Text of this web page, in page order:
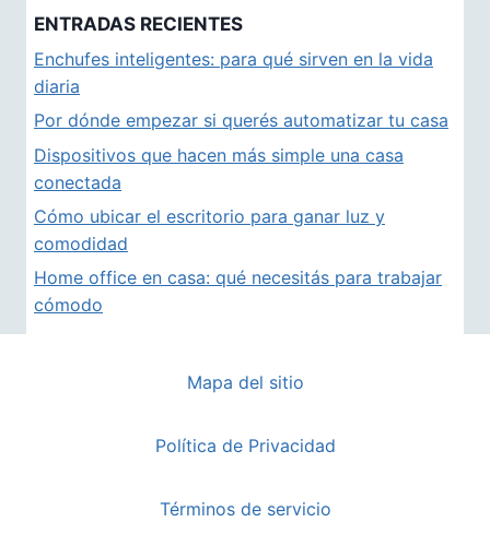
ENTRADAS RECIENTES
Enchufes inteligentes: para qué sirven en la vida
diaria
Por dónde empezar si querés automatizar tu casa
Dispositivos que hacen más simple una casa
conectada
Cómo ubicar el escritorio para ganar luz y
comodidad
Home office en casa: qué necesitás para trabajar
cómodo
Mapa del sitio
Política de Privacidad
Términos de servicio